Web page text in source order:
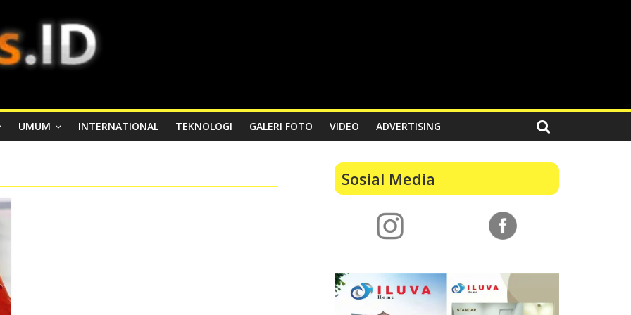
UMUM INTERNATIONAL TEKNOLOGI GALERI FOTO VIDEO ADVERTISING
Sosial Media